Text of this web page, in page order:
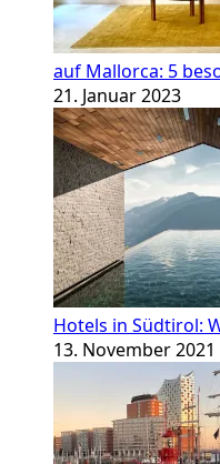
auf Mallorca: 5
21. Januar 2023
Hotels in Südtirol:
13. November 2021